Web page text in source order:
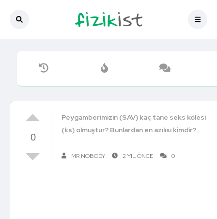
0
Peygamberimizin (SAV) kaç tane seks kölesi
(ks) olmuştur? Bunlardan en azılısı kimdir?
MR NOBODY 2 YIL ÖNCE 0